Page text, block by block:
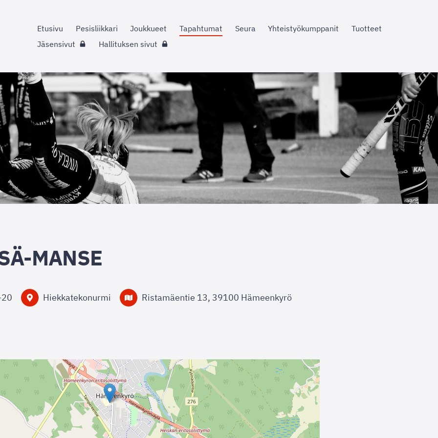
Etusivu Pesisliikkari Joukkueet Tapahtumat Seura Yhteistyökumppanit
Tuotteet
Jäsensivut
Hallituksen sivut
MANSE
20 Hiekkatekonurmi Ristamäentie 13, 39100 Hämeenkyrö